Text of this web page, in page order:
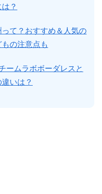
？
て？おすすめ＆人気の
の注意点も
ームラボボーダレスと
いは？